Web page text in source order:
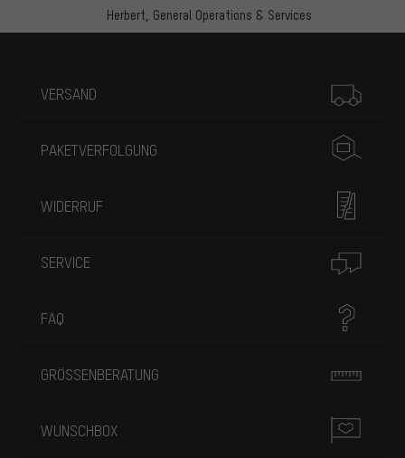
Herbert, General Operations & Services
VERSAND
PAKETVERFOLGUNG
WIDERRUF
SERVICE
FAQ
GRÖSSENBERATUNG
WUNSCHBOX